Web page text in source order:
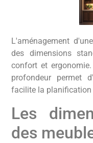
L'aménagement
des dimensions
confort et
profondeur permet
facilite la planification
Les
des